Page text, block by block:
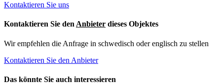
Kontaktieren Sie uns
Kontaktieren Sie den Anbieter dieses Objektes
Wir empfehlen die Anfrage in schwedisch oder englisch zu stellen
Kontaktieren Sie den Anbieter
Das könnte Sie auch interessieren